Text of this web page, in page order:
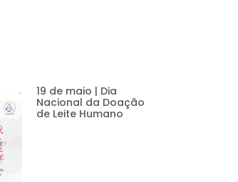
19 de maio | Dia
Nacional da Doação
de Leite Humano